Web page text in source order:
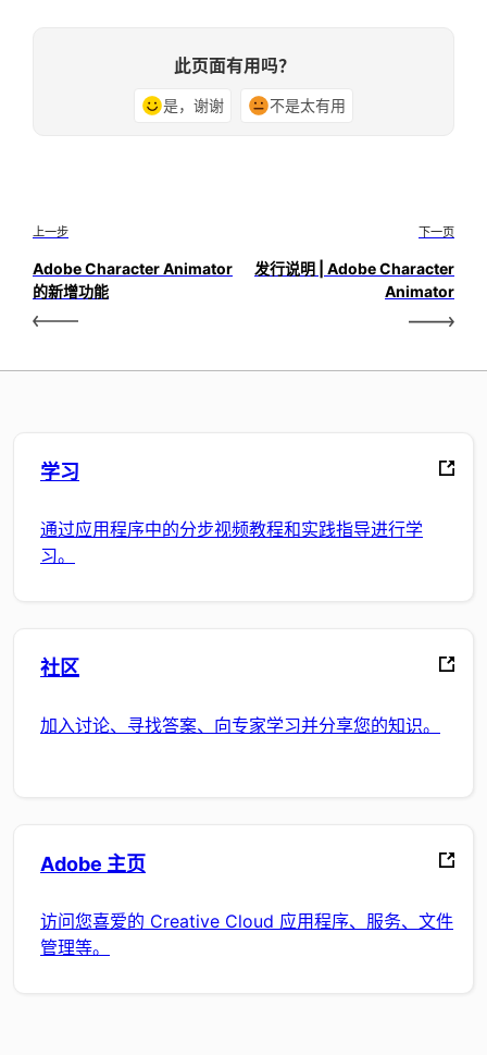
此页面有用吗？
是，谢谢 不是太有用
上一步
Adobe Character Animator
的新增功能
下一页
发行说明 | Adobe Character
Animator
学习
通过应用程序中的分步视频教程和实践指导进行学
习。
社区
加入讨论、寻找答案、向专家学习并分享您的知识。
Adobe 主页
访问您喜爱的 Creative Cloud 应用程序、服务、文件
管理等。